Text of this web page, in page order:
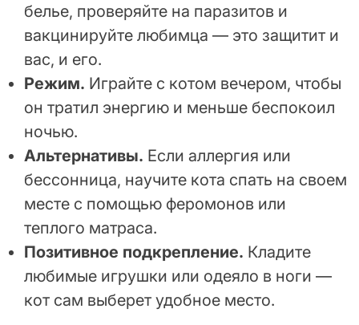
белье, проверяйте на паразитов и
вакцинируйте любимца — это защитит и
вас, и его.
Режим. Играйте с котом вечером, чтобы
он тратил энергию и меньше беспокоил
ночью.
Альтернативы. Если аллергия или
бессонница, научите кота спать на своем
месте с помощью феромонов или
теплого матраса.
Позитивное подкрепление. Кладите
любимые игрушки или одеяло в ноги —
кот сам выберет удобное место.